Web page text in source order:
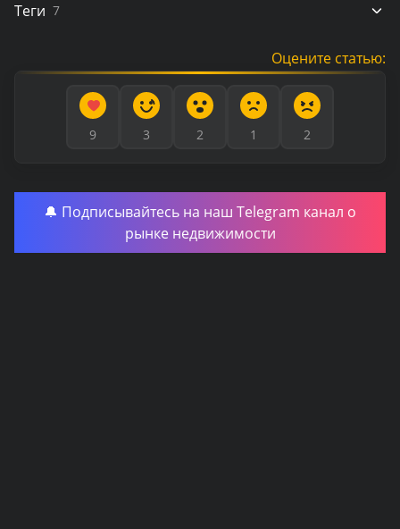
Теги 7
Оцените статью:
9 3 2 1 2
🔔 Подписывайтесь на наш Telegram канал о
рынке недвижимости